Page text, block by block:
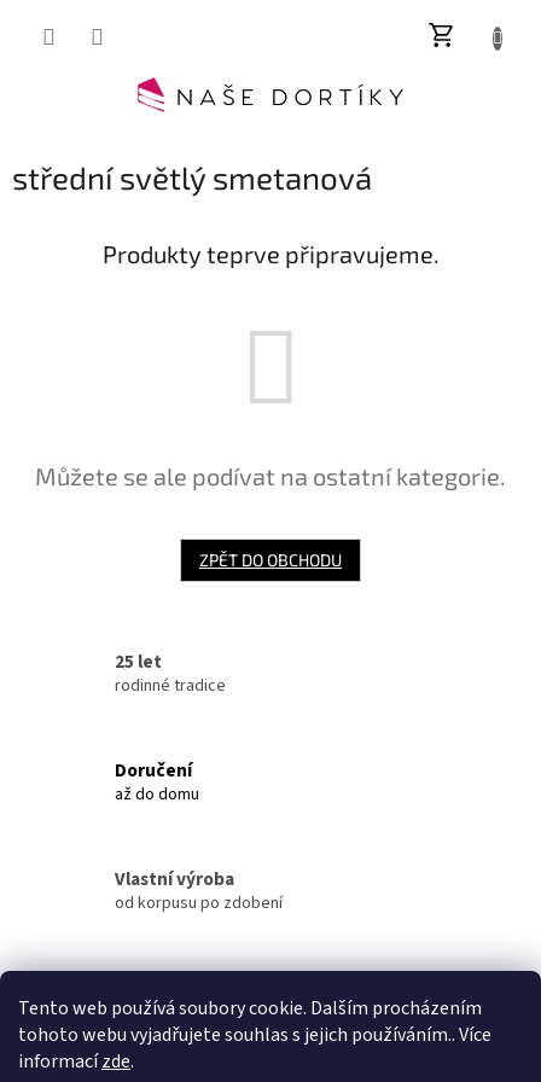
Tento web používá soubory cookie. Dalším procházením
tohoto webu vyjadřujete souhlas s jejich používáním.. Více
informacízde.
střední světlý smetanová
Produkty teprve připravujeme.
Můžete se ale podívat na ostatní kategorie.
ZPĚT DO OBCHODU
25 let
rodinné tradice
Doručení
až do domu
Vlastní výroba
od korpusu po zdobení
v Benešově